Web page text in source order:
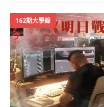
162期大學線